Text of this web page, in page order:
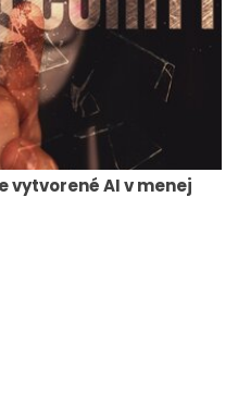
vytvorené AI v menej